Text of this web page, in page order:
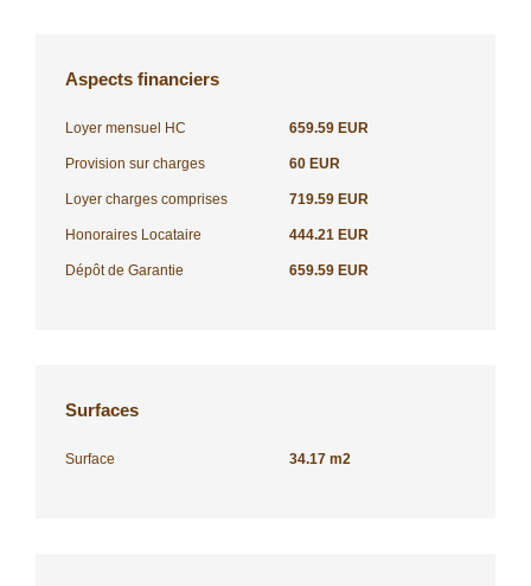
Aspects financiers
Loyer mensuel HC 659.59 EUR
Provision sur charges 60 EUR
Loyer charges comprises 719.59 EUR
Honoraires Locataire 444.21 EUR
Dépôt de Garantie 659.59 EUR
Surfaces
Surface 34.17 m2